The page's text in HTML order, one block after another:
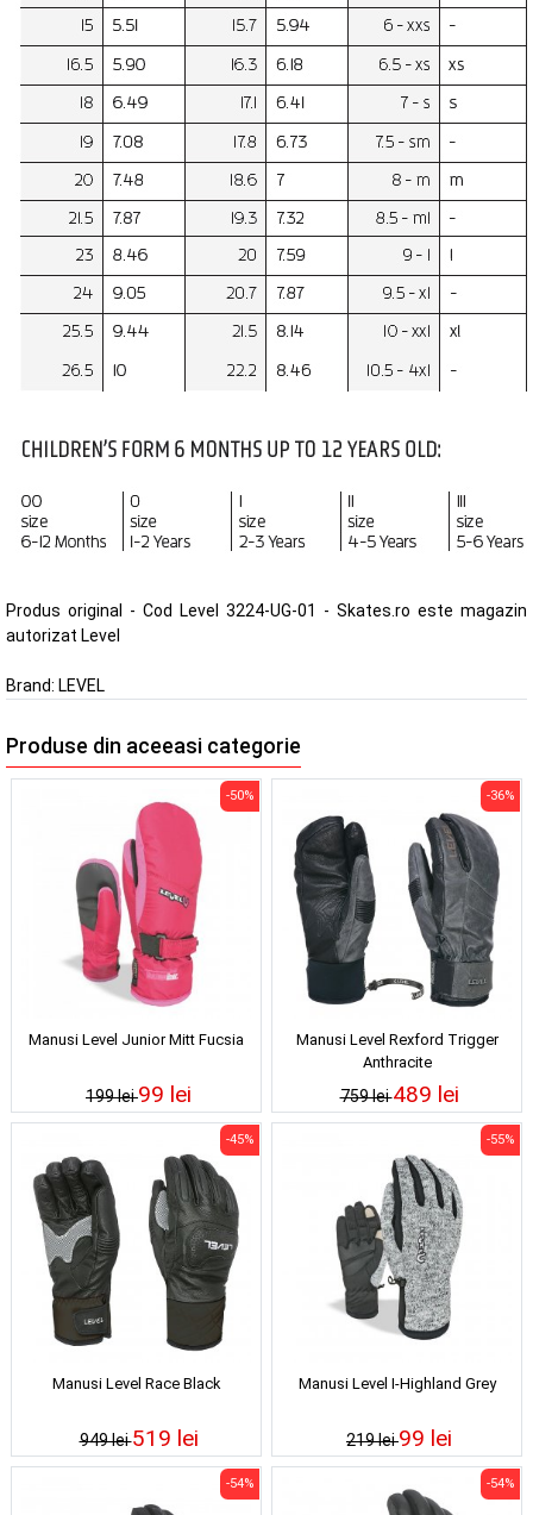
Produs original - Cod Level 3224-UG-01 - Skates.ro este magazin
autorizat Level
Brand: LEVEL
Produse din aceeasi categorie
Manusi Level Junior Mitt Fucsia
199 lei
-50%
99 lei
Manusi Level Rexford Trigger
Anthracite
759 lei
-36%
489 lei
Manusi Level Race Black
949 lei
-45%
519 lei
Manusi Level I-Highland Grey
219 lei
-55%
99 lei
-54% -54%